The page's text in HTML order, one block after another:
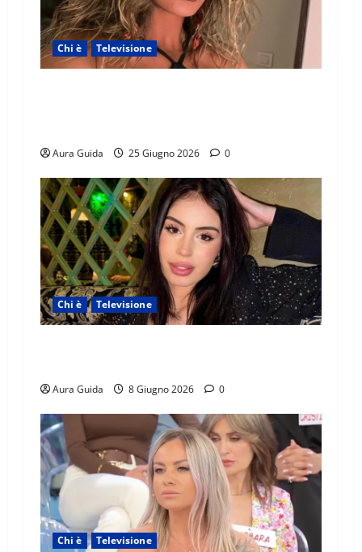
Chi è Televisione
Aura Guida 25 Giugno 2026 0
Chi è Televisione
Aura Guida 8 Giugno 2026 0
Chi è Televisione